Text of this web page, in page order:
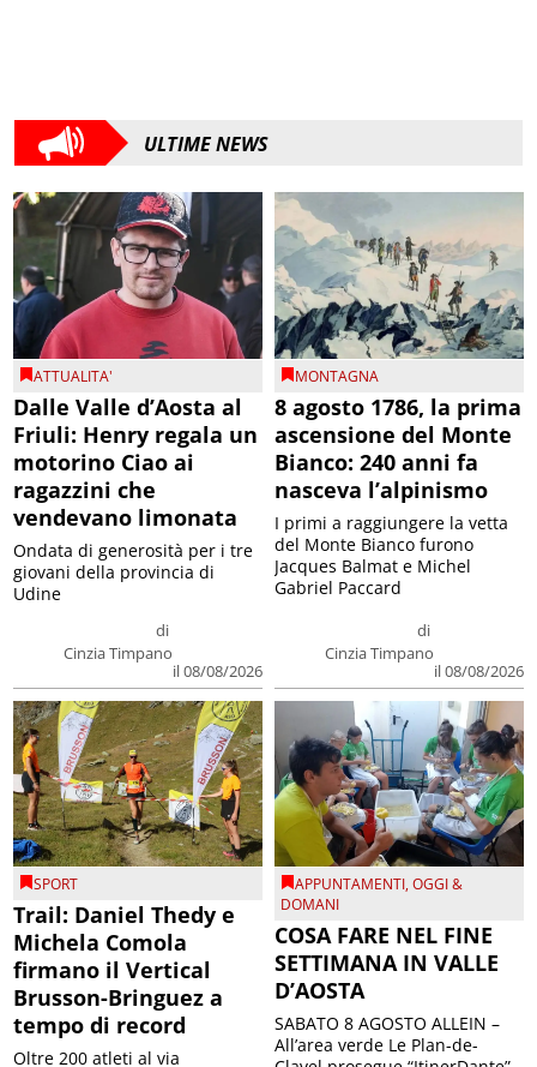
ULTIME NEWS
ATTUALITA'
Dalle Valle d’Aosta al
Friuli: Henry regala un
motorino Ciao ai
ragazzini che
vendevano limonata
di
Cinzia Timpano
il 08/08/2026
Ondata di generosità per i tre
giovani della provincia di
Udine
MONTAGNA
8 agosto 1786, la prima
ascensione del Monte
Bianco: 240 anni fa
nasceva l’alpinismo
di
Cinzia Timpano
il 08/08/2026
I primi a raggiungere la vetta
del Monte Bianco furono
Jacques Balmat e Michel
Gabriel Paccard
SPORT
Trail: Daniel Thedy e
Michela Comola
firmano il Vertical
Brusson-Bringuez a
tempo di record
Oltre 200 atleti al via
APPUNTAMENTI,OGGI &
DOMANI
COSA FARE NEL FINE
SETTIMANA IN VALLE
D’AOSTA
SABATO 8 AGOSTO ALLEIN –
All’area verde Le Plan-de-